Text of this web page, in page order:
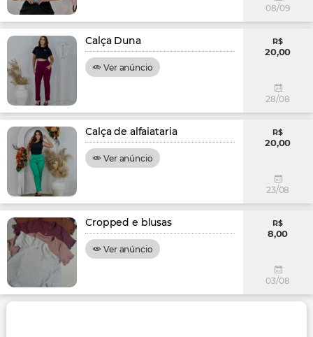
08/09
Calça Duna
Ver anúncio
R$
20,00
28/08
Calça de alfaiataria
Ver anúncio
R$
20,00
23/08
Cropped e blusas
Ver anúncio
R$
8,00
03/08